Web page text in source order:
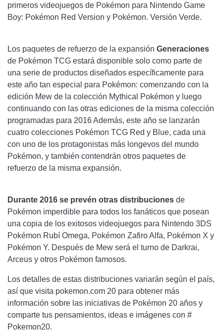
primeros videojuegos de Pokémon para Nintendo Game
Boy: Pokémon Red Version y Pokémon. Versión Verde.
Los paquetes de refuerzo de la expansión Generaciones
de Pokémon TCG estará disponible solo como parte de
una serie de productos diseñados específicamente para
este año tan especial para Pokémon: comenzando con la
edición Mew de la colección Mythical Pokémon y luego
continuando con las otras ediciones de la misma colección
programadas para 2016 Además, este año se lanzarán
cuatro colecciones Pokémon TCG Red y Blue, cada una
con uno de los protagonistas más longevos del mundo
Pokémon, y también contendrán otros paquetes de
refuerzo de la misma expansión.
Durante 2016 se prevén otras distribuciones de
Pokémon imperdible para todos los fanáticos que posean
una copia de los exitosos videojuegos para Nintendo 3DS
Pokémon Rubí Omega, Pokémon Zafiro Alfa, Pokémon X y
Pokémon Y. Después de Mew será el turno de Darkrai,
Arceus y otros Pokémon famosos.
Los detalles de estas distribuciones variarán según el país,
así que visita pokemon.com 20 para obtener más
información sobre las iniciativas de Pokémon 20 años y
comparte tus pensamientos, ideas e imágenes con #
Pokemon20.